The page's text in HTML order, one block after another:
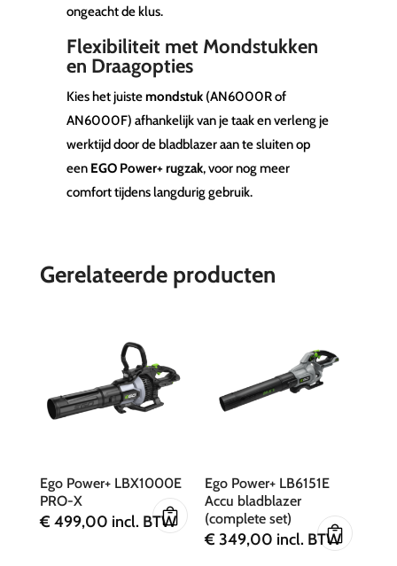
ongeacht de klus.
Flexibiliteit met Mondstukken
en Draagopties
Kies het juistemondstuk(AN6000R of
AN6000F) afhankelijk van je taak en verleng je
werktijd door de bladblazer aan te sluiten op
een EGO Power+ rugzak, voor nog meer
comfort tijdens langdurig gebruik.
Gerelateerde producten
Ego Power+ LBX1000E
PRO-X
€ 499,00 incl. BTW
Ego Power+ LB6151E
Accu bladblazer
(complete set)
€ 349,00 incl. BTW